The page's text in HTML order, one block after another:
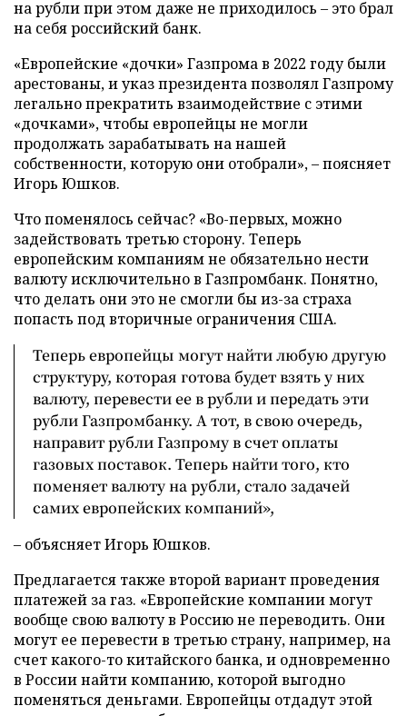
на рубли при этом даже не приходилось – это брал
на себя российский банк.
«Европейские «дочки» Газпрома в 2022 году были
арестованы, и указ президента позволял Газпрому
легально прекратить взаимодействие с этими
«дочками», чтобы европейцы не могли
продолжать зарабатывать на нашей
собственности, которую они отобрали», – поясняет
Игорь Юшков.
Что поменялось сейчас? «Во-первых, можно
задействовать третью сторону. Теперь
европейским компаниям не обязательно нести
валюту исключительно в Газпромбанк. Понятно,
что делать они это не смогли бы из-за страха
попасть под вторичные ограничения США.
Теперь европейцы могут найти любую другую
структуру, которая готова будет взять у них
валюту, перевести ее в рубли и передать эти
рубли Газпромбанку. А тот, в свою очередь,
направит рубли Газпрому в счет оплаты
газовых поставок. Теперь найти того, кто
поменяет валюту на рубли, стало задачей
самих европейских компаний»,
– объясняет Игорь Юшков.
Предлагается также второй вариант проведения
платежей за газ. «Европейские компании могут
вообще свою валюту в Россию не переводить. Они
могут ее перевести в третью страну, например, на
счет какого-то китайского банка, и одновременно
в России найти компанию, которой выгодно
поменяться деньгами. Европейцы отдадут этой